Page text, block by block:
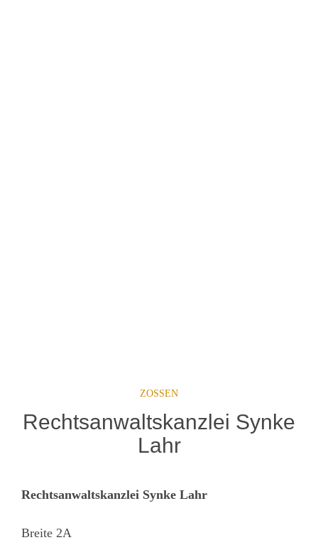
ZOSSEN
Rechtsanwaltskanzlei Synke
Lahr
Rechtsanwaltskanzlei Synke Lahr
Breite 2A